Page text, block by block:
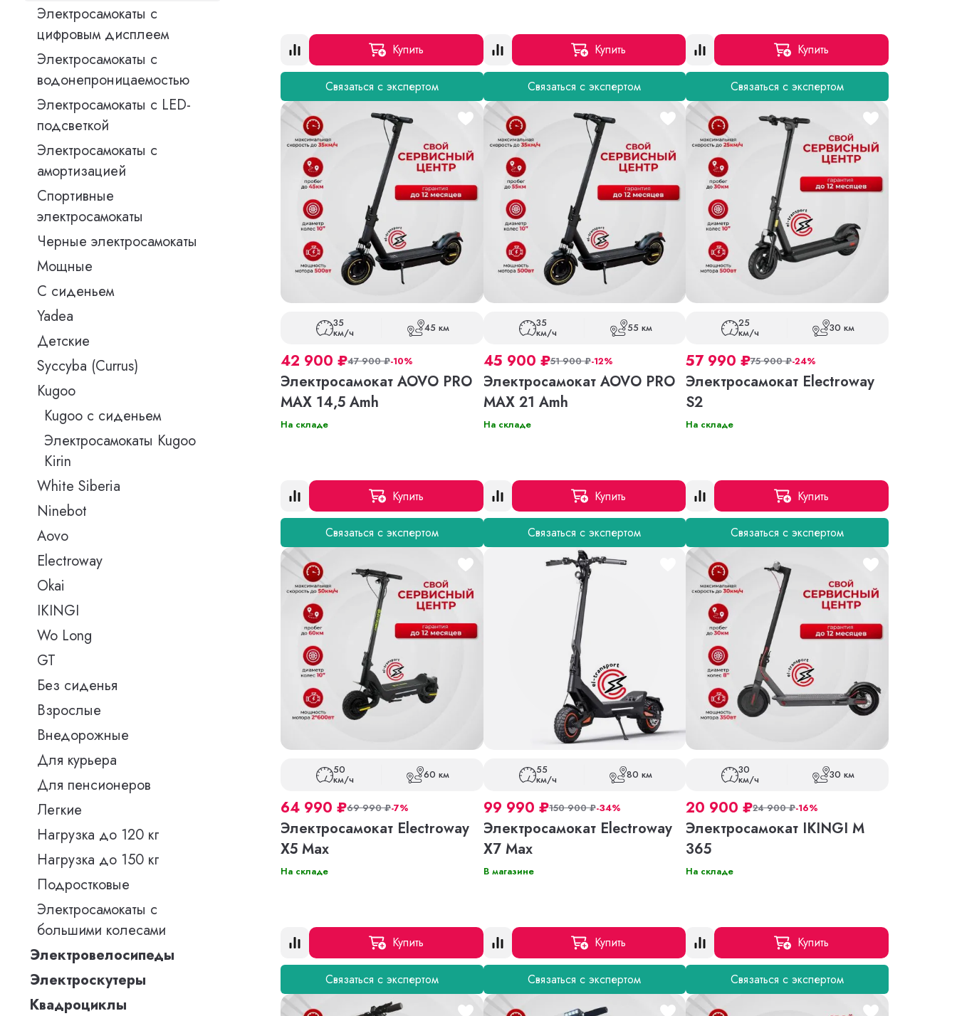
Электросамокаты с
цифровым дисплеем
Электросамокаты с
водонепроницаемостью
Электросамокаты с LED-
подсветкой
Электросамокаты с
амортизацией
Спортивные
электросамокаты
Черные электросамокаты
Мощные
С сиденьем
Yadea
Детские
Syccyba (Currus)
Kugoo
Kugoo с сиденьем
Электросамокаты Kugoo
Kirin
White Siberia
Ninebot
Aovo
Electroway
Okai
IKINGI
Wo Long
GT
Без сиденья
Взрослые
Внедорожные
Для курьера
Для пенсионеров
Легкие
Нагрузка до 120 кг
Нагрузка до 150 кг
Подростковые
Электросамокаты с
большими колесами
Электровелосипеды
Электроскутеры
Квадроциклы
Купить
Связаться с экспертом
Купить
Связаться с экспертом
Купить
Связаться с экспертом
35
км/ч 45 км
42 900 ₽47 900₽-10%
Электросамокат AOVO PRO
MAX 14,5 Amh
На складе
Купить
Связаться с экспертом
35
км/ч 55 км
45 900 ₽51 900₽-12%
Электросамокат AOVO PRO
MAX 21 Amh
На складе
Купить
Связаться с экспертом
25
км/ч 30 км
57 990₽75 900₽-24%
Электросамокат Electroway
S2
На складе
Купить
Связаться с экспертом
50
км/ч 60 км
64 990 ₽69 990₽-7%
Электросамокат Electroway
X5 Max
На складе
Купить
Связаться с экспертом
55
км/ч 80 км
99 990 ₽150 900₽-34%
Электросамокат Electroway
X7 Max
В магазине
Купить
Связаться с экспертом
30
км/ч 30 км
20 900₽24 900₽-16%
Электросамокат IKINGI M
365
На складе
Купить
Связаться с экспертом